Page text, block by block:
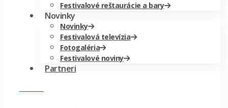
Festivalové reštaurácie a bary
Novinky
Novinky
Festivalová televízia
Fotogaléria
Festivalové noviny
Partneri